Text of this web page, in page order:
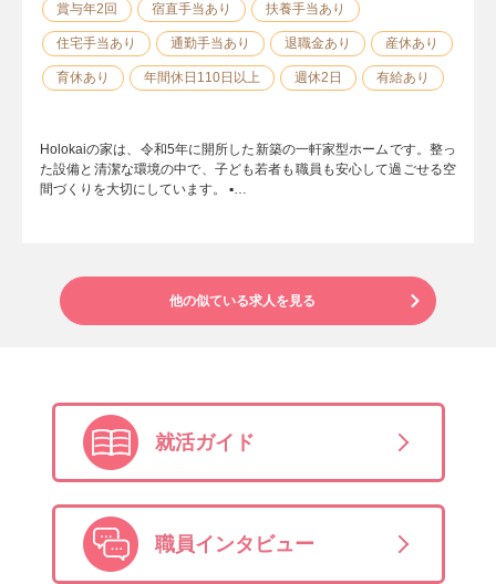
賞与年2回 宿直手当あり 扶養手当あり
住宅手当あり 通勤手当あり 退職金あり 産休あり
育休あり 年間休日110日以上 週休2日 有給あり
Holokaiの家は、令和5年に開所した新築の一軒家型ホームです。整っ
た設備と清潔な環境の中で、子ども若者も職員も安心して過ごせる空
間づくりを大切にしています。 ▪️…
他の似ている求人を見る
就活ガイド
職員インタビュー